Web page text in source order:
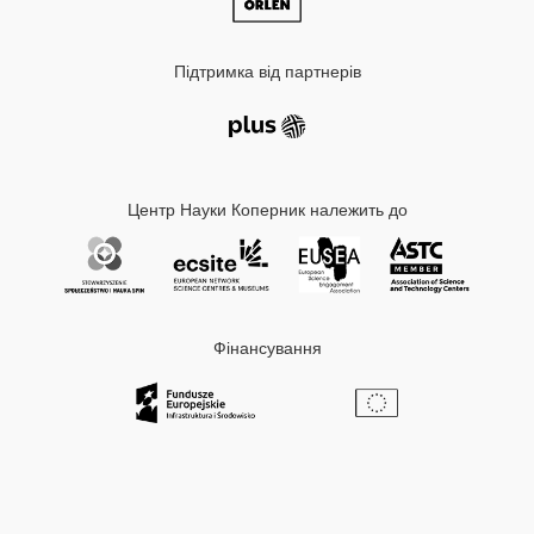
Підтримка від партнерів
Центр Науки Коперник належить до
Фінансування